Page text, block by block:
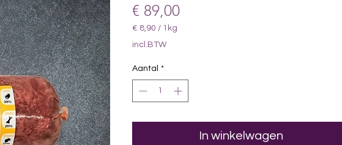
€ 89,00Prijs
€ 8,90 / 1kg
€ 8,90
incl.BTW
Aantal *
In winkelwagen